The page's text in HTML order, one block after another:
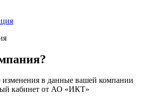
изменения в данные вашей компании
кабинет от АО «ИКТ»